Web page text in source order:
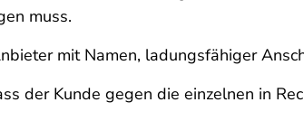
muss.
mit Namen, ladungsfähiger
der Kunde gegen die einzelnen in